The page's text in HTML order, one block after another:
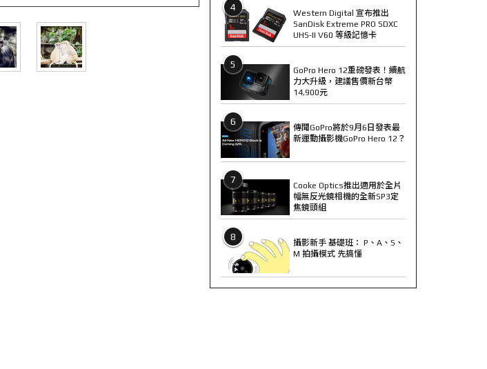
4
Western Digital 宣布推出
SanDisk Extreme PRO SDXC
UHS-II V60 等級記憶卡
5
GoPro Hero 12重磅發表！續航
力大升級，建議售價新台幣
14,900元
6
傳聞GoPro將於9月6日發表最
新運動攝影機GoPro Hero 12？
7
Cooke Optics推出適用於全片
幅無反光鏡相機的全新SP3定
焦鏡頭組
8
攝影新手 基礎班： P、A、S、
M 拍攝模式 先搞懂